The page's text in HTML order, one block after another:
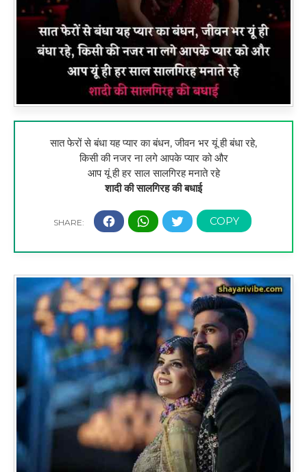
सात फेरों से बंधा यह प्यार का बंधन, जीवन भर यूं ही बंधा रहे,
किसी की नजर ना लगे आपके प्यार को और
आप यूं ही हर साल सालगिरह मनाते रहे
शादी की सालगिरह की बधाई